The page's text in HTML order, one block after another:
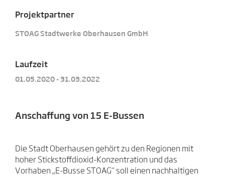
Projektpartner
STOAG Stadtwerke Oberhausen GmbH
Laufzeit
01.05.2020 - 31.03.2022
Anschaffung von 15 E-Bussen
Die Stadt Oberhausen gehört zu den Regionen mit
hoher Stickstoffdioxid-Konzentration und das
Vorhaben „E-Busse STOAG“ soll einen nachhaltigen